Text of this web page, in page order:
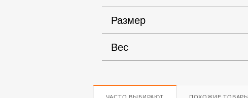
Размер
Вес